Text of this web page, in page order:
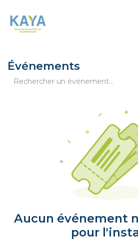
Événements
Aucun événement
pour